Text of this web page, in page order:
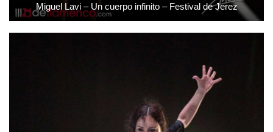
Miguel Lavi – Un cuerpo infinito – Festival de Jerez